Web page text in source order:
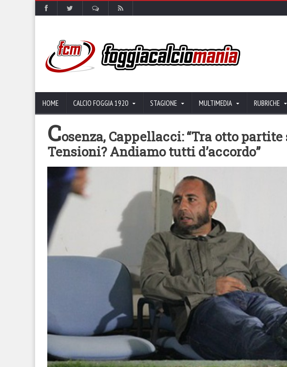
HOME CALCIO FOGGIA 1920 STAGIONE MULTIMEDIA RUBRICHE
Cosenza, Cappellacci: “Tra otto
Tensioni? Andiamo tutti d’accordo”